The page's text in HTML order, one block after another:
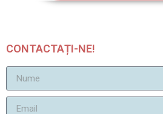
CONTACTAȚI-NE!